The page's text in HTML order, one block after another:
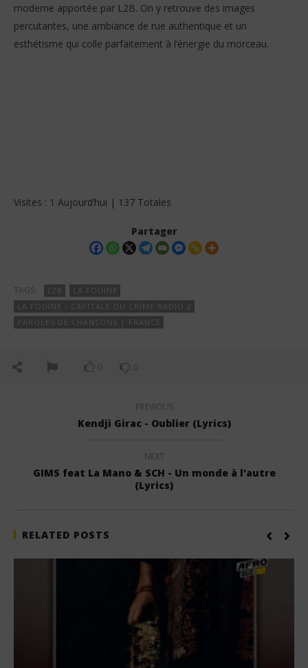
moderne apportée par L2B. On y retrouve des images
percutantes, une ambiance de rue authentique et un
esthétisme qui colle parfaitement à l’énergie du morceau.
Visites : 1 Aujourd’hui | 137 Totales
Partager
TAGS: L2B
LA FOUINE
LA FOUINE - CAPITALE DU CRIME RADIO 2
PAROLES DE CHANSONS | FRANCE
0 0
PREVIOUS
Kendji Girac - Oublier (Lyrics)
NEXT
GIMS feat La Mano & SCH - Un monde à l'autre
(Lyrics)
RELATED POSTS